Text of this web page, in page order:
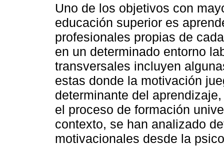
Uno de los objetivos con
educación superior es
profesionales propias de
en un determinado entorno
transversales incluyen
estas donde la motivación
determinante del
el proceso de formación
contexto, se han analizado
motivacionales desde la